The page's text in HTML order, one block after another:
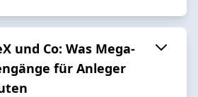
und Co: Was Mega-
für Anleger